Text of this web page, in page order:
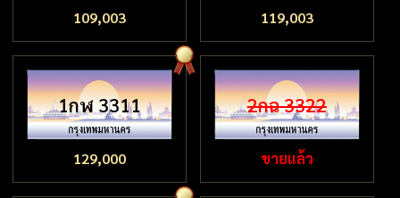
109,003 119,003
1กฬ 3311
129,000
2กฉ 3322
ขายแล้ว